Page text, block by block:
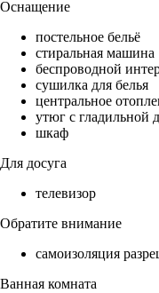
Оснащение
постельное бельё
стиральная машина
беспроводной
сушилка для белья
центральное
утюг с гладильной
шкаф
Для досуга
телевизор
Обратите внимание
самоизоляция
Ванная комната